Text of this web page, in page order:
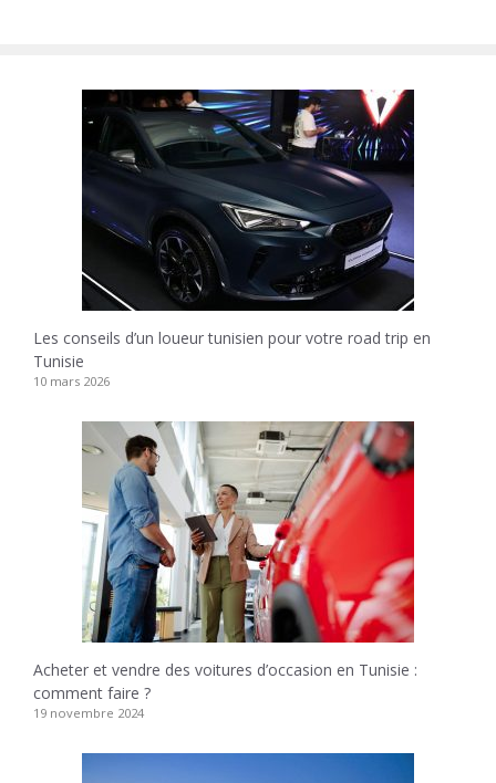
Les conseils d’un loueur tunisien pour votre road trip en
Tunisie
10 mars 2026
Acheter et vendre des voitures d’occasion en Tunisie :
comment faire ?
19 novembre 2024